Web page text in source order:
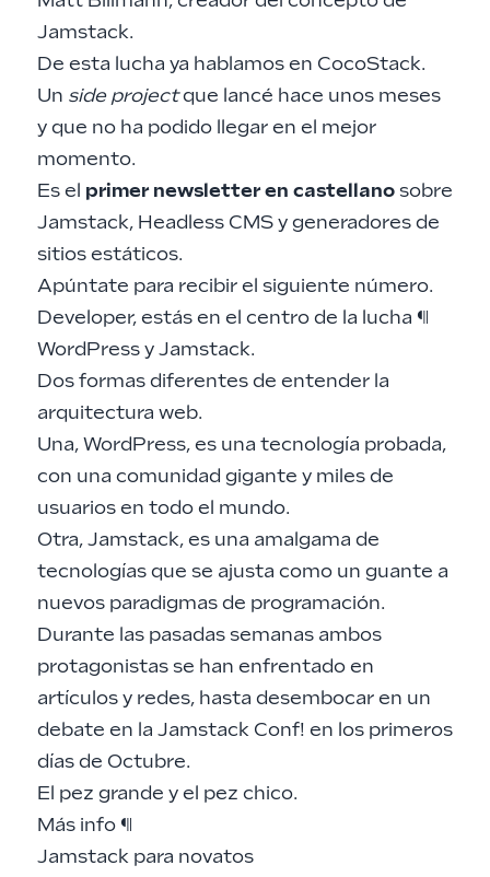
Jamstack.
De esta lucha ya hablamos en CocoStack.
Un side projectque lancé hace unos meses
y que no ha podido llegar en el mejor
momento.
Es el primer newsletter en castellanosobre
Jamstack, Headless CMS y generadores de
sitios estáticos.
Apúntate para recibir el siguiente número.
Developer, estás en el centro de la lucha ¶
WordPress y Jamstack.
Dos formas diferentes de entender la
arquitectura web.
Una, WordPress, es una tecnología probada,
con una comunidad gigante y miles de
usuarios en todo el mundo.
Otra, Jamstack, es una amalgama de
tecnologías que se ajusta como un guante a
nuevos paradigmas de programación.
Durante las pasadas semanas ambos
protagonistas se han enfrentado en
artículos y redes, hasta desembocar en un
debate en la Jamstack Conf! en los primeros
días de Octubre.
El pez grande y el pez chico.
Más info ¶
Jamstack para novatos